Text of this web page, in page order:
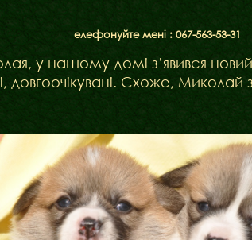
елефонуйте мені : 067-563-53-31
у нашому домі з’явився
довгоочікувані. Схоже,